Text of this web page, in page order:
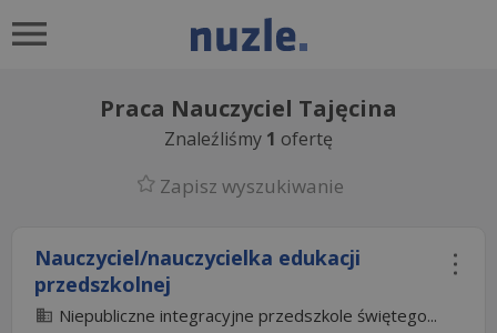
Praca Nauczyciel Tajęcina
Znaleźliśmy 1 ofertę
Zapisz wyszukiwanie
Nauczyciel/nauczycielka edukacji
przedszkolnej
Niepubliczne integracyjne przedszkole świętego...